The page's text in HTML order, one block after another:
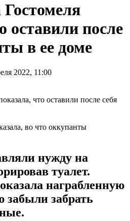
оставили после
в ее доме
2022, 11:00
во что оккупанты
нужду на
туалет.
награбленную
забыли забрать